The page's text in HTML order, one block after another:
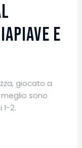
e
giocato a
sono
2.